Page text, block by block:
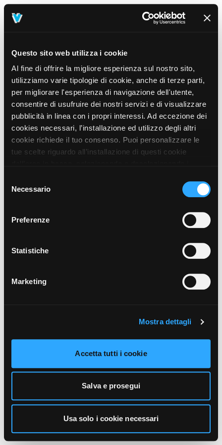
Questo sito web utilizza i cookie
Al fine di offrire la migliore esperienza sul nostro sito,
utilizziamo varie tipologie di cookie, anche di terze parti,
per migliorare l'esperienza di navigazione dell'utente,
consentire di usufruire dei nostri servizi e di visualizzare
pubblicità in linea con i propri interessi. Ad eccezione dei
cookies necessari, l’installazione ed utilizzo degli altri
cookie richiede il tuo consenso. Puoi personalizzare le
tue scelte riguardo all’installazione di questi cookie
prosegui” o decidere di accettare tutti i cookie, cliccando
sul pulsante “Accetta tutti i cookie”. Cliccando sul tasto
unicamente i cookie necessari alla navigazione. Per
funzionamento, puoi prendere visione dell’informativa
cliccando qui.
delNecessario
Preferenze
Statistiche
Marketing
Mostra dettagli
Accetta tutti i cookie
Salva e prosegui
Usa solo i cookie necessari
404